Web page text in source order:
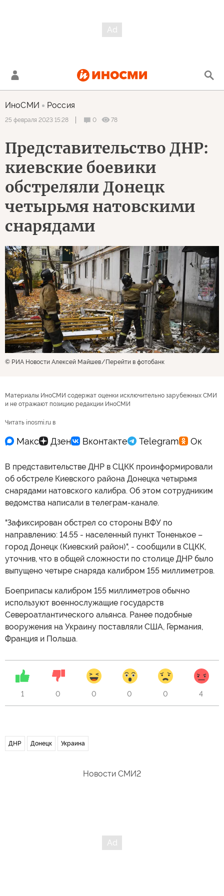
ИноСМИ Россия
25 февраля 2023 15:28 0 78
Представительство ДНР:
киевские боевики
обстреляли Донецк
четырьмя натовскими
снарядами
© РИА Новости Алексей Майшев Перейти в фотобанк
Материалы ИноСМИ содержат оценки исключительно зарубежных СМИ
и не отражают позицию редакции ИноСМИ
Читать inosmi.ru в
В представительстве ДНР в СЦКК проинформировали
об обстреле Киевского района Донецка четырьмя
снарядами натовского калибра. Об этом сотрудниким
ведомства написали в телеграм-канале.
"Зафиксирован обстрел со стороны ВФУ по
направлению: 14.55 - населенный пункт Тоненькое –
город Донецк (Киевский район)", - сообщили в СЦКК,
уточнив, что в общей сложности по столице ДНР было
выпущено четыре снаряда калибром 155 миллиметров.
Боеприпасы калибром 155 миллиметров обычно
используют военнослужащие государств
Североатлантического альянса. Ранее подобные
вооружения на Украину поставляли США, Германия,
Франция и Польша.
1 0 0 0 0 4
ДНР Донецк Украина
Новости СМИ2